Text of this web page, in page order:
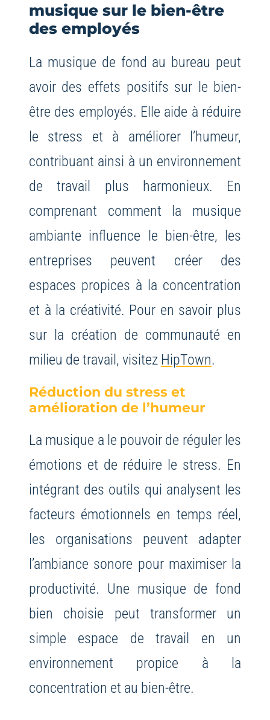
musique sur le bien-être
des employés
La musique de fond au bureau peut
avoir des effets positifs sur le bien-
être des employés. Elle aide à réduire
le stress et à améliorer l’humeur,
contribuant ainsi à un environnement
de travail plus harmonieux. En
comprenant comment la musique
ambiante influence le bien-être, les
entreprises peuvent créer des
espaces propices à la concentration
et à la créativité. Pour en savoir plus
sur la création de communauté en
milieu de travail, visitez HipTown.
Réduction du stress et
amélioration de l’humeur
La musique a le pouvoir de réguler les
émotions et de réduire le stress. En
intégrant des outils qui analysent les
facteurs émotionnels en temps réel,
les organisations peuvent adapter
l’ambiance sonore pour maximiser la
productivité. Une musique de fond
bien choisie peut transformer un
simple espace de travail en un
environnement propice à la
concentration et au bien-être.